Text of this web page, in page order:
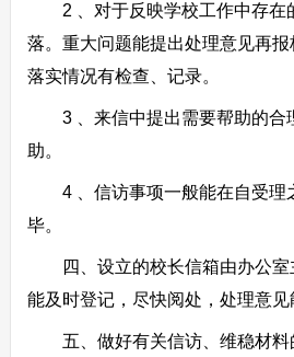
2 、对于反映学校工作中存在
落。重大问题能提出处理意见再
落实情况有检查、记录。
3 、来信中提出需要帮助的合
助。
4 、信访事项一般能在自受理
毕。
四、设立的校长信箱由办公室
能及时登记，尽快阅处，处理意见
五、做好有关信访、维稳材料